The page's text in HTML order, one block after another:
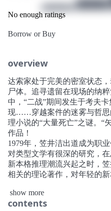
No enough ratings
Borrow or Buy
overview
达索家处于完美的密室状态
尸体。追寻遗留在现场的纳
中，“二战”期间发生于考夫
现……穿越案件的迷雾与哲思
理小说的“大量死亡”之谜。“
作品！
1979年，笠井洁出道成为职
对类型文学有很深的研究，
新本格推理潮流兴起之时，
相关的理论著作，对年轻的
洁对于日本类型文学的理论
卓越贡献。笠井洁在小说领
show more
contents